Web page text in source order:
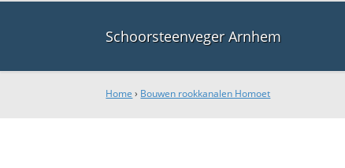
Schoorsteenveger Arnhem
Home › Bouwen rookkanalen Homoet